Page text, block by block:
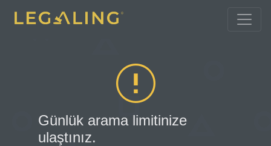
Günlük arama limitinize
ulaştınız.